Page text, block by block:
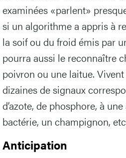
examinées «parlent»
si un algorithme a appris à
la soif ou du froid émis par
pourra aussi le reconnaître
poivron ou une laitue.
dizaines de signaux
d’azote, de phosphore, à
bactérie, un champignon,
Anticipation